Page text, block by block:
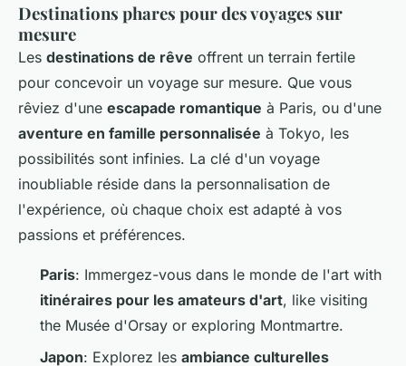
Destinations phares pour des voyages sur
mesure
Les destinations de rêve offrent un terrain fertile
pour concevoir un voyage sur mesure. Que vous
rêviez d'une escapade romantique à Paris, ou d'une
aventure en famille personnalisée à Tokyo, les
possibilités sont infinies. La clé d'un voyage
inoubliable réside dans la personnalisation de
l'expérience, où chaque choix est adapté à vos
passions et préférences.
Paris: Immergez-vous dans le monde de l'art with
itinéraires pour les amateurs d'art, like visiting
the Musée d'Orsay or exploring Montmartre.
Japon: Explorez les ambiance culturelles